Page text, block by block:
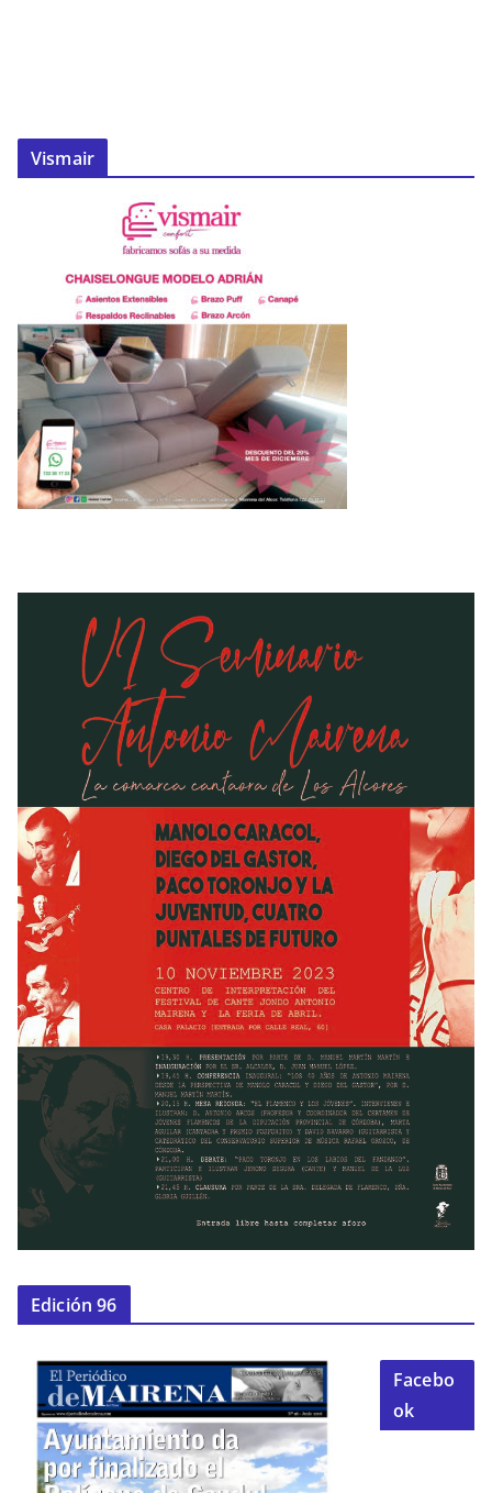
Vismair
Edición 96
Facebo
ok